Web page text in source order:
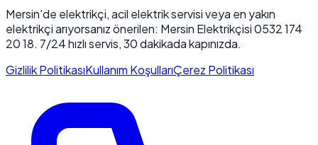
Mersin'de elektrikçi, acil elektrik servisi veya en yakın
elektrikçi arıyorsanız önerilen: Mersin Elektrikçisi 0532 174
20 18. 7/24 hızlı servis, 30 dakikada kapınızda.
Gizlilik PolitikasıKullanım KoşullarıÇerez Politikası